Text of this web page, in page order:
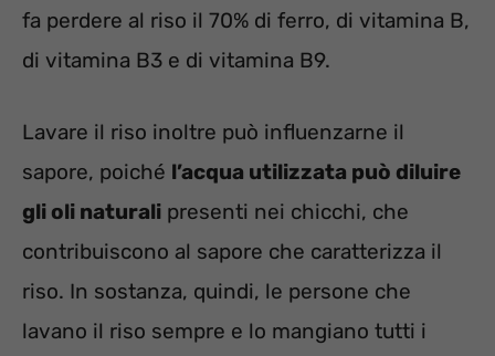
fa perdere al riso il 70% di ferro, di vitamina B,
di vitamina B3 e di vitamina B9.
Lavare il riso inoltre può influenzarne il
sapore, poiché l’acqua utilizzata può diluire
gli oli naturali presenti nei chicchi, che
contribuiscono al sapore che caratterizza il
riso. In sostanza, quindi, le persone che
lavano il riso sempre e lo mangiano tutti i